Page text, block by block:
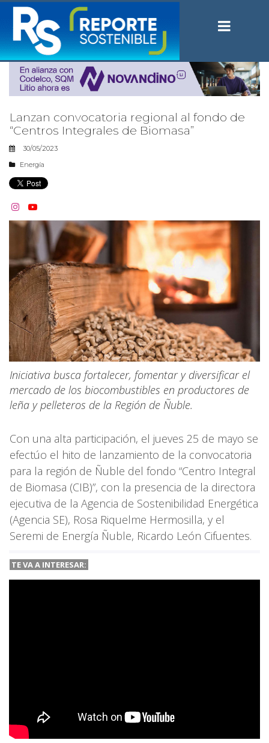
Lanzan convocatoria regional al fondo de
“Centros Integrales de Biomasa”
30/05/2023
Energía
 
Iniciativa busca fortalecer, fomentar y diversificar el
mercado de los biocombustibles en productores de
leña y pelleteros de la Región de Ñuble.
Con una alta participación, el jueves 25 de mayo se
efectúo el hito de lanzamiento de la convocatoria
para la región de Ñuble del fondo “Centro Integral
de Biomasa (CIB)”, con la presencia de la directora
ejecutiva de la Agencia de Sostenibilidad Energética
(Agencia SE), Rosa Riquelme Hermosilla, y el
Seremi de Energía Ñuble, Ricardo León Cifuentes.
TE VA A INTERESAR: